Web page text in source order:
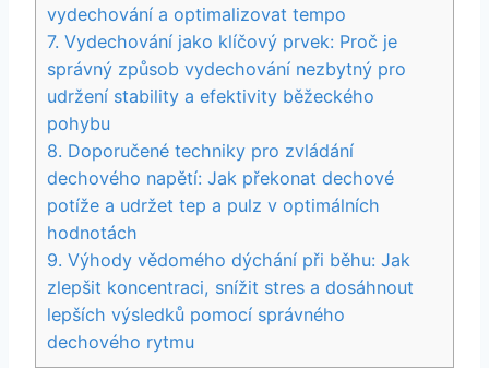
vydechování a optimalizovat tempo
7. Vydechování jako klíčový prvek: Proč je
správný způsob vydechování nezbytný pro
udržení stability a efektivity běžeckého
pohybu
8. Doporučené techniky pro zvládání
dechového napětí: Jak překonat dechové
potíže a udržet tep a pulz v optimálních
hodnotách
9. Výhody vědomého dýchání při běhu: Jak
zlepšit koncentraci, snížit stres a dosáhnout
lepších výsledků pomocí správného
dechového rytmu